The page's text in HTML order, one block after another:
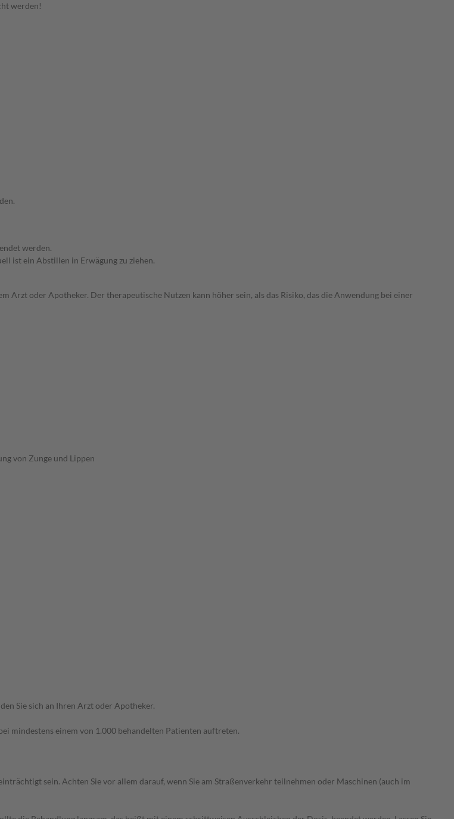
werden!
werden.
ist ein Abstillen in Erwägung zu ziehen.
Arzt oder Apotheker. Der therapeutische Nutzen kann höher sein, als das Risiko, das die Anwendung bei einer
von Zunge und Lippen
Sie sich an Ihren Arzt oder Apotheker.
mindestens einem von 1.000 behandelten Patienten auftreten.
sein. Achten Sie vor allem darauf, wenn Sie am Straßenverkehr teilnehmen oder Maschinen (auch im